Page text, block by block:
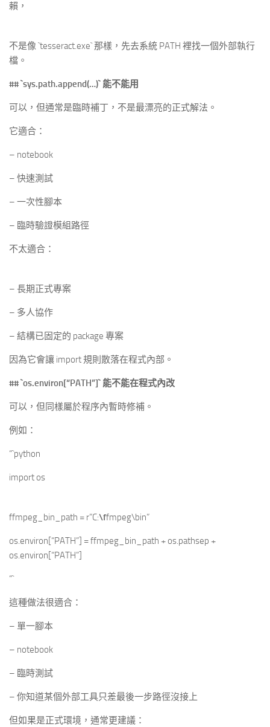
賴，
不是像 `tesseract.exe` 那樣，先去系統 PATH 裡找一個外部執行
檔。
##`sys.path.append(…)` 能不能用
可以，但通常是臨時補丁，不是最漂亮的正式解法。
它適合：
– notebook
– 快速測試
– 一次性腳本
– 臨時驗證模組路徑
不太適合：
– 長期正式專案
– 多人協作
– 結構已固定的 package 專案
因為它會讓 import 規則散落在程式內部。
##`os.environ[“PATH”]` 能不能在程式內改
可以，但同樣屬於程序內暫時修補。
例如：
“`python
import os
ffmpeg_bin_path = r”C:\ffmpeg\bin”
os.environ[“PATH”] = ffmpeg_bin_path + os.pathsep +
os.environ[“PATH”]
“`
這種做法很適合：
– 單一腳本
– notebook
– 臨時測試
– 你知道某個外部工具只差最後一步路徑沒接上
但如果是正式環境，通常更建議：